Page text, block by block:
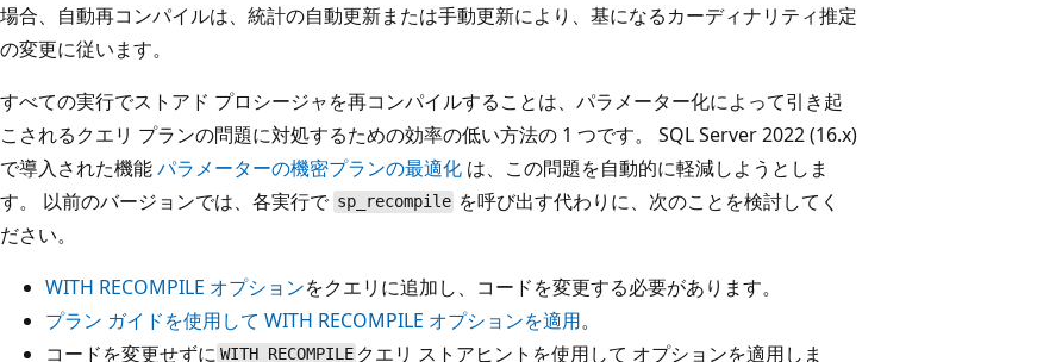
場合、自動再コンパイルは、統計の自動更新または手動更新により、基になるカーディナリティ推定
の変更に従います。
すべての実行でストアド プロシージャを再コンパイルすることは、パラメーター化によって引き起
こされるクエリ プランの問題に対処するための効率の低い方法の 1 つです。 SQL Server 2022 (16.x)
で導入された機能パラメーターの機密プランの最適化 は、この問題を自動的に軽減しようとしま
す。 以前のバージョンでは、各実行で sp_recompile を呼び出す代わりに、次のことを検討してく
ださい。
WITH RECOMPILE オプションをクエリに追加し、コードを変更する必要があります。
プラン ガイドを使用して WITH RECOMPILE オプションを適用。
コードを変更せずに WITH RECOMPILE クエリ ストアヒントを使用して オプションを適用しま